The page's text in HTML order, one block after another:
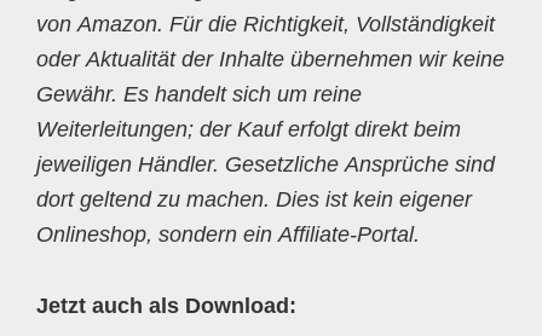
von Amazon. Für die Richtigkeit, Vollständigkeit
oder Aktualität der Inhalte übernehmen wir keine
Gewähr. Es handelt sich um reine
Weiterleitungen; der Kauf erfolgt direkt beim
jeweiligen Händler. Gesetzliche Ansprüche sind
dort geltend zu machen. Dies ist kein eigener
Onlineshop, sondern ein Affiliate-Portal.
Jetzt auch als Download: